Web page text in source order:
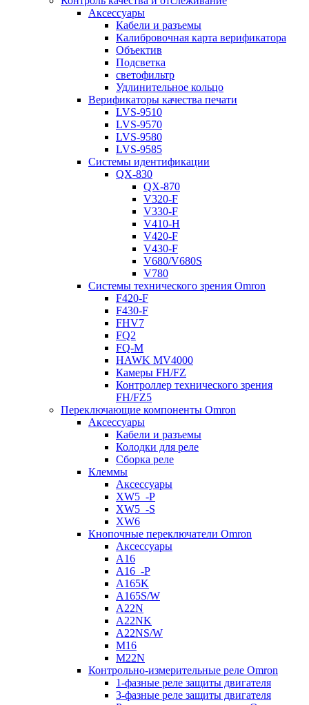
Аксессуары
Кабели и разъемы
Калибровочная карта верификатора
Объектив
Подсветка
светофильтр
Удлинительное кольцо
Верификаторы качества печати
LVS-9510
LVS-9570
LVS-9580
LVS-9585
Системы идентификации
QX-830
QX-870
V320-F
V330-F
V410-H
V420-F
V430-F
V680/V680S
V780
Системы технического зрения Omron
F420-F
F430-F
FHV7
FQ2
FQ-M
HAWK MV4000
Камеры FH/FZ
Контроллер технического зрения
FH/FZ5
Переключающие компоненты Omron
Аксессуары
Кабели и разъемы
Колодки для реле
Сборка реле
Клеммы
Аксессуары
XW5_-P
XW5_-S
XW6
Кнопочные переключатели Omron
Аксессуары
A16
A16_-P
A165K
A165S/W
A22N
A22NK
A22NS/W
M16
M22N
Контрольно-измерительные реле Omron
1-фазные реле защиты двигателя
3-фазные реле защиты двигателя